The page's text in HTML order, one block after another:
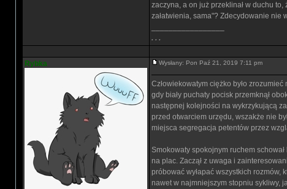
zaczyna, a on już przeklinał w duchu to,
załatwienia, sama"? Zdecydowanie nie
. . .
Rybka Wysłany: Pon Paź 21, 2019 7:11 pm
Człowiekowatym ciężko było
gdy biały puchaty pocisk przemknął
następnej kolejności na wykrzykującą
przed otwarciem urzędu, wszakże nie
miejsca segregacja petentów przez
Smokowaty spokojnym ruchem
na plac. Zaczął z uwaga i
próbować wyłapać wszystkich rozmów,
nawet w najmniejszym stopniu sykliwy,